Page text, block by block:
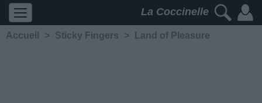
La Coccinelle
Accueil > Sticky Fingers > Land of Pleasure